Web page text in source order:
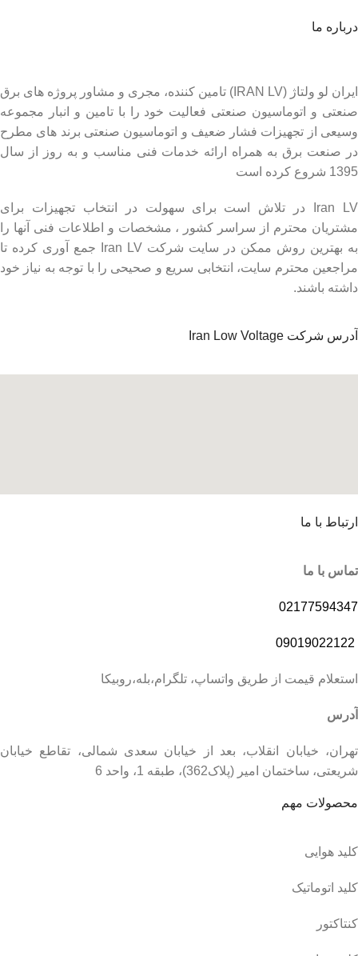
درباره ما
ایران لو ولتاژ (IRAN LV) تامین کننده، مجری و مشاور پروژه های برق
صنعتی و اتوماسیون صنعتی فعالیت خود را با تامین و انبار مجموعه
وسیعی از تجهیزات فشار ضعیف و اتوماسیون صنعتی برند های مطرح
در صنعت برق به همراه ارائه خدمات فنی مناسب و به روز از سال
1395 شروع کرده است
Iran LV در تلاش است برای سهولت در انتخاب تجهیزات برای
مشتریان محترم از سراسر کشور ، مشخصات و اطلاعات فنی آنها را
به بهترین روش ممکن در سایت شرکت Iran LV جمع آوری کرده تا
مراجعین محترم سایت، انتخابی سریع و صحیحی را با توجه به نیاز خود
داشته باشند.
آدرس شرکت Iran Low Voltage
ارتباط با ما
تماس با ما
02177594347
09019022122
استعلام قیمت از طریق واتساپ، تلگرام،بله،روبیکا
آدرس
تهران، خیابان انقلاب، بعد از خیابان سعدی شمالی، تقاطع خیابان
شریعتی، ساختمان امیر (پلاک362)، طبقه 1، واحد 6
محصولات مهم
کلید هوایی
کلید اتوماتیک
کنتاکتور